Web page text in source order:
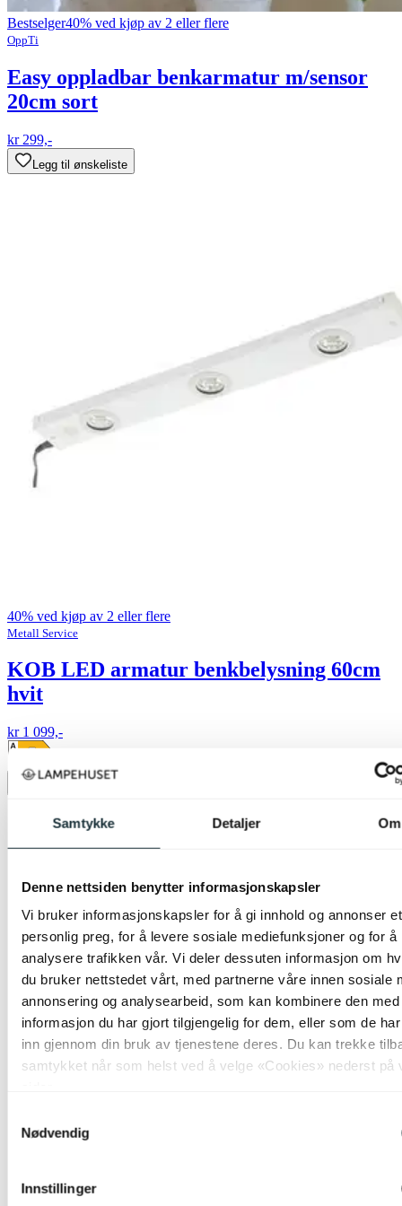
Samtykke Detaljer Om
Denne nettsiden benytter informasjonskapsler
Vi bruker informasjonskapsler for å gi innhold og annonser et
personlig preg, for å levere sosiale mediefunksjoner og for å
analysere trafikken vår. Vi deler dessuten informasjon om
du bruker nettstedet vårt, med partnerne våre innen sosiale
annonsering og analysearbeid, som kan kombinere den med
informasjon du har gjort tilgjengelig for dem, eller som de
inn gjennom din bruk av tjenestene deres. Du kan trekke
samtykket når som helst ved å velge «Cookies» nederst på
Nødvendig
Innstillinger
Bestselger40% ved kjøp av 2 eller flere
OppTi
Easy oppladbar benkarmatur m/sensor
20cm sort
kr 299,-
Legg til ønskeliste
40% ved kjøp av 2 eller flere
Metall Service
KOB LED armatur benkbelysning 60cm
hvit
kr 1 099,-